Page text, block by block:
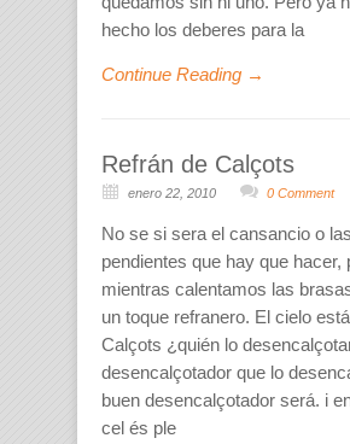
hecho los deberes para la
Continue Reading →
Refrán de Calçots
enero 22, 2010 0 Comment
No se si sera el cansancio o
pendientes que hay que hacer,
mientras calentamos las
un toque refranero. El cielo
Calçots ¿quién lo
desencalçotador que lo
buen desencalçotador será. i
cel és ple